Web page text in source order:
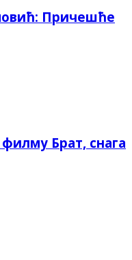
Причешће
Брат, снага